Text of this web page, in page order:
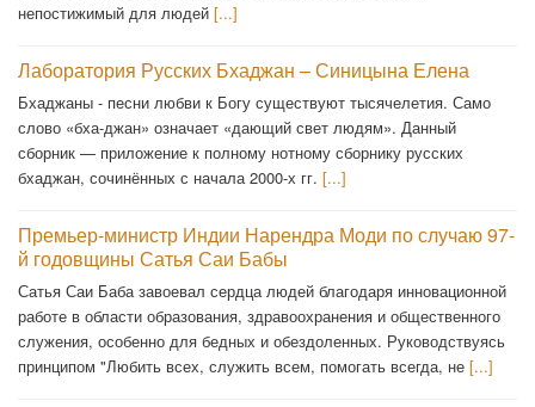
непостижимый для людей [...]
Лаборатория Русских Бхаджан – Синицына Елена
Бхаджаны - песни любви к Богу существуют тысячелетия. Само
слово «бха-джан» означает «дающий свет людям». Данный
сборник — приложение к полному нотному сборнику русских
бхаджан, сочинённых с начала 2000-х гг. [...]
Премьер-министр Индии Нарендра Моди по случаю 97-
й годовщины Сатья Саи Бабы
Сатья Саи Баба завоевал сердца людей благодаря инновационной
работе в области образования, здравоохранения и общественного
служения, особенно для бедных и обездоленных. Руководствуясь
принципом "Любить всех, служить всем, помогать всегда, не [...]